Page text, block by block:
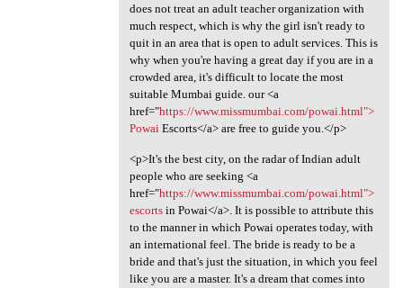
does not treat an adult teacher organization with
much respect, which is why the girl isn't ready to
quit in an area that is open to adult services. This is
why when you're having a great day if you are in a
crowded area, it's difficult to locate the most
suitable Mumbai guide. our <a
href="https://www.missmumbai.com/powai.html">
Powai Escorts</a> are free to guide you.</p>
<p>It's the best city, on the radar of Indian adult
people who are seeking <a
href="https://www.missmumbai.com/powai.html">
escortsin Powai</a>. It is possible to attribute this
to the manner in which Powai operates today, with
an international feel. The bride is ready to be a
bride and that's just the situation, in which you feel
like you are a master. It's a dream that comes into